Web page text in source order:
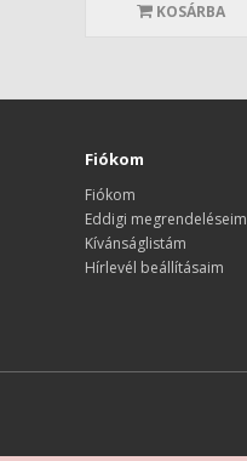
KOSÁRBA
Fiókom
Fiókom
Eddigi megrendeléseim
Kívánságlistám
Hírlevél beállításaim